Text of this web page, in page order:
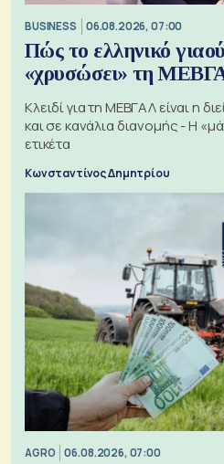
BUSINESS 06.08.2026, 07:00
Πώς το ελληνικό
«χρυσώσει» τη
Κλειδί για τη ΜΕΒΓΑΛ είναι η
και σε κανάλια διανομής - Η
ετικέτα
Κωνσταντίνος Δημητρίου
AGRO 06.08.2026, 07:00